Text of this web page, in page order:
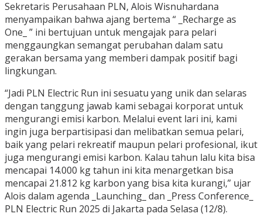
Sekretaris Perusahaan PLN, Alois Wisnuhardana
menyampaikan bahwa ajang bertema “ _Recharge as
One_ ” ini bertujuan untuk mengajak para pelari
menggaungkan semangat perubahan dalam satu
gerakan bersama yang memberi dampak positif bagi
lingkungan.
“Jadi PLN Electric Run ini sesuatu yang unik dan selaras
dengan tanggung jawab kami sebagai korporat untuk
mengurangi emisi karbon. Melalui event lari ini, kami
ingin juga berpartisipasi dan melibatkan semua pelari,
baik yang pelari rekreatif maupun pelari profesional, ikut
juga mengurangi emisi karbon. Kalau tahun lalu kita bisa
mencapai 14.000 kg tahun ini kita menargetkan bisa
mencapai 21.812 kg karbon yang bisa kita kurangi,” ujar
Alois dalam agenda _Launching_ dan _Press Conference_
PLN Electric Run 2025 di Jakarta pada Selasa (12/8).